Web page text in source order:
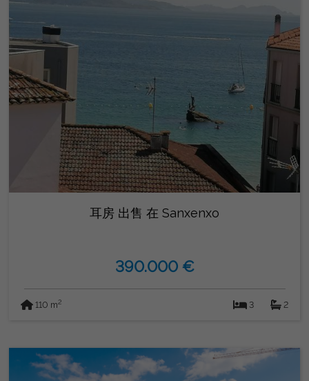
耳房 出售 在 Sanxenxo
390.000 €
110 m2 3 2